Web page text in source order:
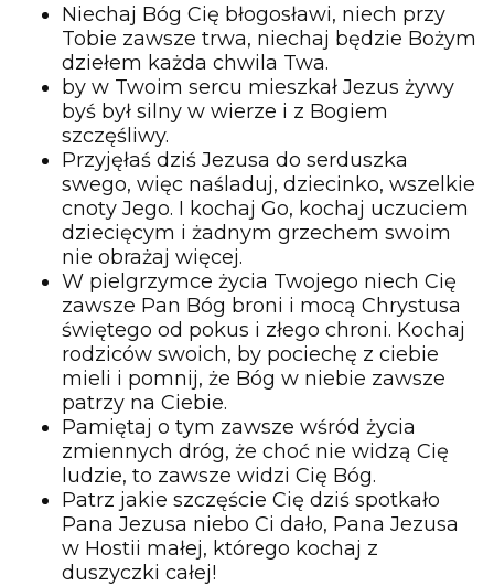
Niechaj Bóg Cię błogosławi, niech przy
Tobie zawsze trwa, niechaj będzie Bożym
dziełem każda chwila Twa.
by w Twoim sercu mieszkał Jezus żywy
byś był silny w wierze i z Bogiem
szczęśliwy.
Przyjęłaś dziś Jezusa do serduszka
swego, więc naśladuj, dziecinko, wszelkie
cnoty Jego. I kochaj Go, kochaj uczuciem
dziecięcym i żadnym grzechem swoim
nie obrażaj więcej.
W pielgrzymce życia Twojego niech Cię
zawsze Pan Bóg broni i mocą Chrystusa
świętego od pokus i złego chroni. Kochaj
rodziców swoich, by pociechę z ciebie
mieli i pomnij, że Bóg w niebie zawsze
patrzy na Ciebie.
Pamiętaj o tym zawsze wśród życia
zmiennych dróg, że choć nie widzą Cię
ludzie, to zawsze widzi Cię Bóg.
Patrz jakie szczęście Cię dziś spotkało
Pana Jezusa niebo Ci dało, Pana Jezusa
w Hostii małej, którego kochaj z
duszyczki całej!